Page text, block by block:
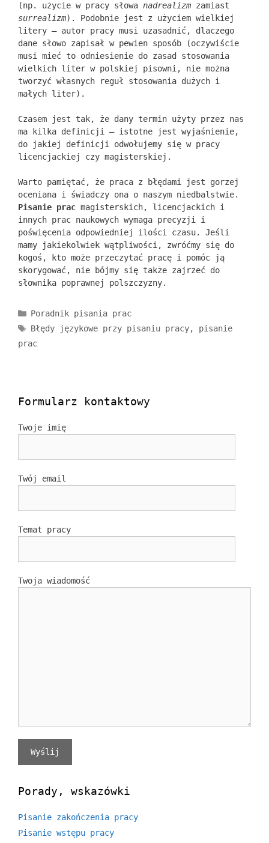
(np. użycie w pracy słowa nadrealizm zamiast
surrealizm). Podobnie jest z użyciem wielkiej
litery – autor pracy musi uzasadnić, dlaczego
dane słowo zapisał w pewien sposób (oczywiście
musi mieć to odniesienie do zasad stosowania
wielkich liter w polskiej pisowni, nie można
tworzyć własnych reguł stosowania dużych i
małych liter).
Czasem jest tak, że dany termin użyty przez nas
ma kilka definicji – istotne jest wyjaśnienie,
do jakiej definicji odwołujemy się w pracy
licencjackiej czy magisterskiej.
Warto pamiętać, że praca z błędami jest gorzej
oceniana i świadczy ona o naszym niedbalstwie.
Pisanie prac magisterskich, licencjackich i
innych prac naukowych wymaga precyzji i
poświęcenia odpowiedniej ilości czasu. Jeśli
mamy jakiekolwiek wątpliwości, zwróćmy się do
kogoś, kto może przeczytać pracę i pomóc ją
skorygować, nie bójmy się także zajrzeć do
słownika poprawnej polszczyzny.
Kategorie
Poradnik pisania prac
Tagi
Błędy językowe przy pisaniu pracy, pisanie
prac
Formularz kontaktowy
Twoje imię
Twój email
Temat pracy
Twoja wiadomość
Porady, wskazówki
Pisanie zakończenia pracy
Pisanie wstępu pracy